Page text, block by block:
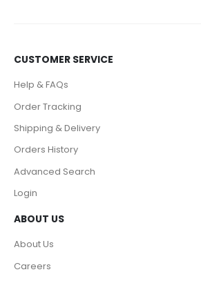
CUSTOMER SERVICE
Help & FAQs
Order Tracking
Shipping & Delivery
Orders History
Advanced Search
Login
ABOUT US
About Us
Careers